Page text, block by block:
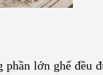
phần lớn ghế đều